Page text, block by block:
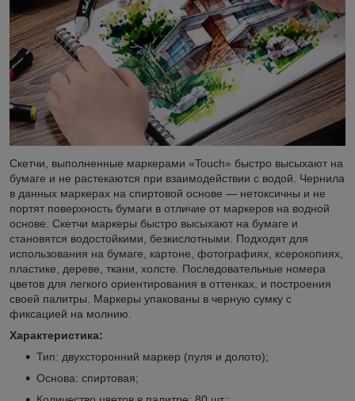
Скетчи, выполненные маркерами «Touch» быстро высыхают на
бумаге и не растекаются при взаимодействии с водой. Чернила
в данных маркерах на спиртовой основе — нетоксичны и не
портят поверхность бумаги в отличие от маркеров на водной
основе. Скетчи маркеры быстро высыхают на бумаге и
становятся водостойкими, безкислотными. Подходят для
использования на бумаге, картоне, фотографиях, ксерокопиях,
пластике, дереве, ткани, холсте. Последовательные номера
цветов для легкого ориентирования в оттенках, и построения
своей палитры. Маркеры упакованы в черную сумку с
фиксацией на молнию.
Характеристика:
Тип: двухсторонний маркер (пуля и долото);
Основа: спиртовая;